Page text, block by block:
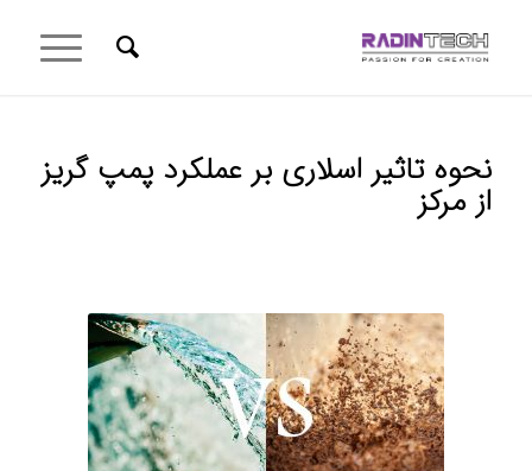
نحوه تاثیر اسلاری بر عملکرد پمپ گریز
از مرکز